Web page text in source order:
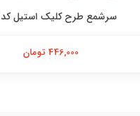
سرشمع طرح کلیک استیل کد 006
446,000 تومان